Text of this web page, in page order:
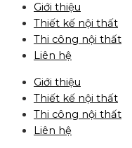
Giới thiệu
Thiết kế nội thất
Thi công nội thất
Liên hệ
Giới thiệu
Thiết kế nội thất
Thi công nội thất
Liên hệ